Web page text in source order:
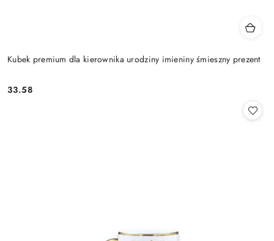
Kubek premium dla kierownika urodziny imieniny śmieszny prezent
Cena:
33.58